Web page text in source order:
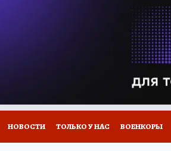
НОВОЕ
НОВОСТИ ТОЛЬКО У НАС ВОЕНКОРЫ